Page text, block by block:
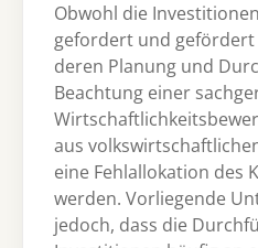
Obwohl die
gefordert und
deren Planung und
Beachtung einer
aus
eine Fehlallokation des
werden. Vorliegende
jedoch, dass die